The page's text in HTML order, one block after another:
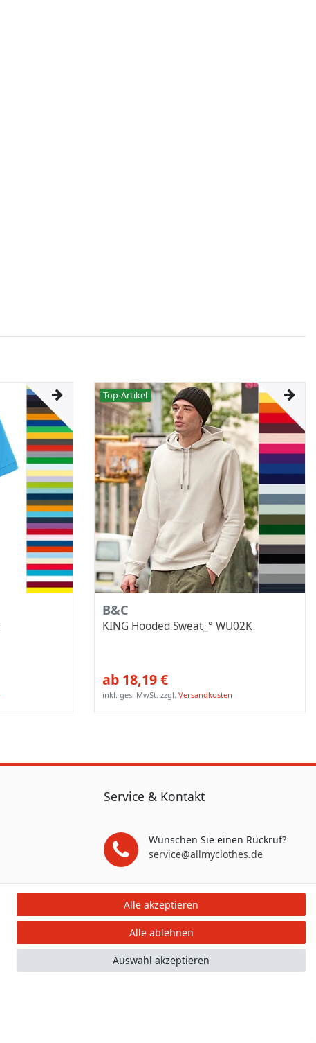
Top-Artikel
B&C
KING Hooded Sweat_° WU02K
ab 18,19 €
inkl. ges. MwSt. zzgl.Versandkosten
Service & Kontakt
Wünschen Sie einen Rückruf?
service@allmyclothes.de
Schreiben Sie uns:
service@allmyclothes.de
Alle akzeptieren
Alle ablehnen
Auswahl akzeptieren